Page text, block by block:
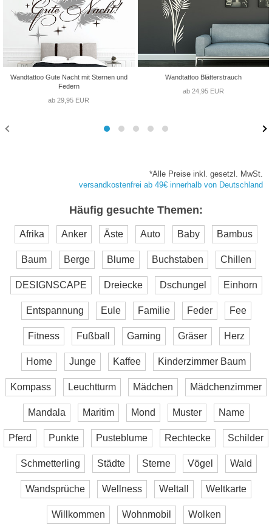
Wandtattoo Gute Nacht mit Sternen und
Federn
ab 29,95 EUR
Wandtattoo Blätterstrauch
ab 24,95 EUR
*Alle Preise inkl. gesetzl. MwSt.
versandkostenfrei ab 49€ innerhalb von Deutschland
Häufig gesuchte Themen:
Afrika Anker Äste Auto Baby Bambus
Baum Berge Blume Buchstaben Chillen
DESIGNSCAPE Dreiecke Dschungel Einhorn
Entspannung Eule Familie Feder Fee
Fitness Fußball Gaming Gräser Herz
Home Junge Kaffee Kinderzimmer Baum
Kompass Leuchtturm Mädchen Mädchenzimmer
Mandala Maritim Mond Muster Name
Pferd Punkte Pusteblume Rechtecke Schilder
Schmetterling Städte Sterne Vögel Wald
Wandsprüche Wellness Weltall Weltkarte
Willkommen Wohnmobil Wolken